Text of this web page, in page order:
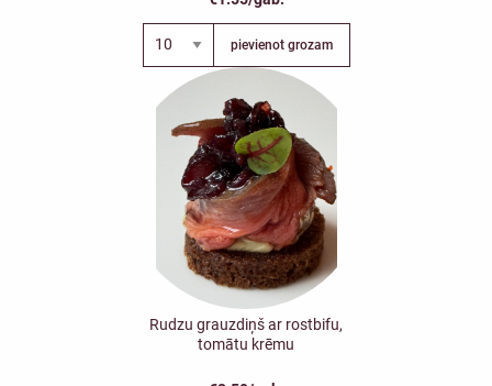
pievienot grozam
Rudzu grauzdiņš ar rostbifu,
tomātu krēmu